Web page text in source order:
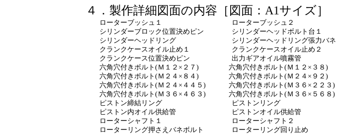
４．製作詳細図面の内容［図面：A1サイズ］
ローターブッシュ１ ローターブッシュ２ ロータ
シリンダーブロック位置決めピン シリンダーヘッドボルト台１
シリンダーヘッドリング シリンダーヘッドリング張力バネ
クランクケースオイル止め１ クランクケースオイル止め２ ク
クランクケース位置決めピン 出力ギアオイル噴霧管 六角
六角穴付きボルト(Ｍ１２×２７) 六角穴付きボルト(Ｍ１２×３８)
六角穴付きボルト(Ｍ２４×８４) 六角穴付きボルト(Ｍ２４×９２) 六
六角穴付きボルト(Ｍ２４×４４５) 六角穴付きボルト(Ｍ３６×２２３)
六角穴付きボルト(Ｍ３６×４６３) 六角穴付きボルト(Ｍ３６×５６８)
ピストン締結リング ピストンリング ピスト
ピストン内オイル供給管 ピストンオイル供給管 ピスト
ローターシャフト１ ローターシャフト２ ロータ
ローターリング押さえバネボルト ローターリング回り止め ロ